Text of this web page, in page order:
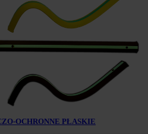
OCHRONNE PŁASKIE